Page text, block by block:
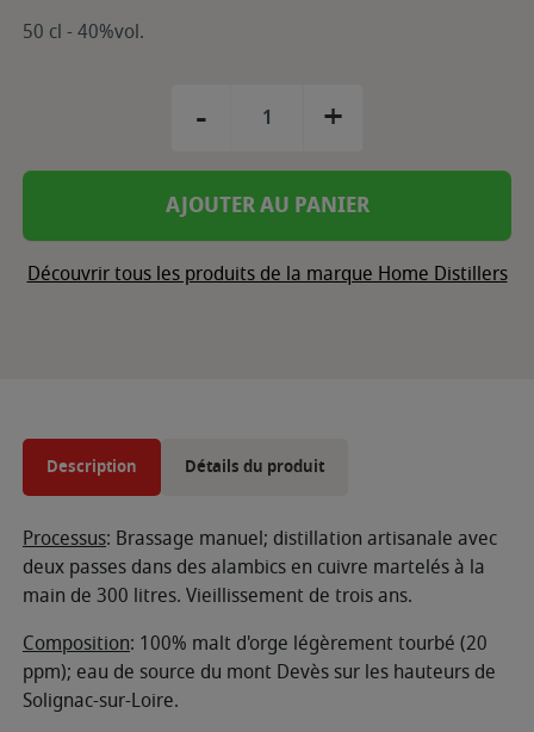
50 cl - 40%vol.
- +
AJOUTER AU PANIER
Découvrir tous les produits de la marque Home Distillers
Description Détails du produit
Processus: Brassage manuel; distillation artisanale avec
deux passes dans des alambics en cuivre martelés à la
main de 300 litres. Vieillissement de trois ans.
Composition: 100% malt d'orge légèrement tourbé (20
ppm); eau de source du mont Devès sur les hauteurs de
Solignac-sur-Loire.